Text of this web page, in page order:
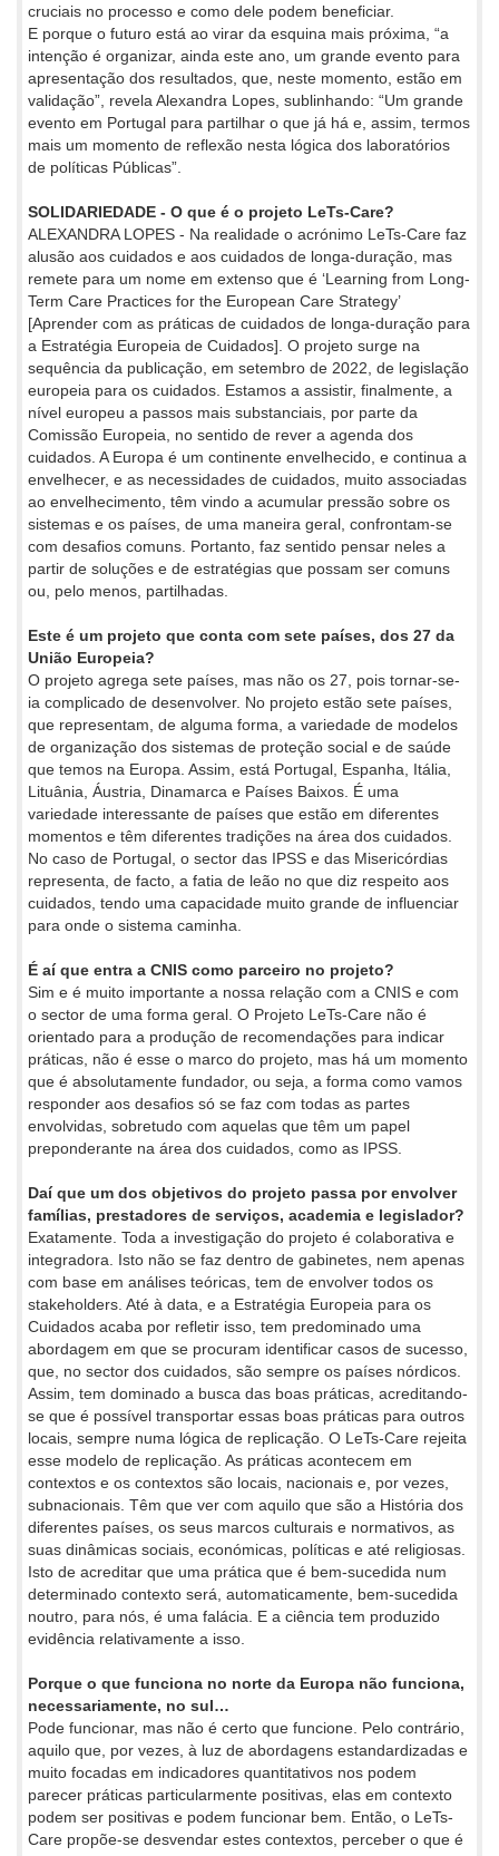
cruciais no processo e como dele podem beneficiar.
E porque o futuro está ao virar da esquina mais próxima, “a
intenção é organizar, ainda este ano, um grande evento para
apresentação dos resultados, que, neste momento, estão em
validação”, revela Alexandra Lopes, sublinhando: “Um grande
evento em Portugal para partilhar o que já há e, assim, termos
mais um momento de reflexão nesta lógica dos laboratórios
de políticas Públicas”.
SOLIDARIEDADE - O que é o projeto LeTs-Care?
ALEXANDRA LOPES - Na realidade o acrónimo LeTs-Care faz
alusão aos cuidados e aos cuidados de longa-duração, mas
remete para um nome em extenso que é ‘Learning from Long-
Term Care Practices for the European Care Strategy’
[Aprender com as práticas de cuidados de longa-duração para
a Estratégia Europeia de Cuidados]. O projeto surge na
sequência da publicação, em setembro de 2022, de legislação
europeia para os cuidados. Estamos a assistir, finalmente, a
nível europeu a passos mais substanciais, por parte da
Comissão Europeia, no sentido de rever a agenda dos
cuidados. A Europa é um continente envelhecido, e continua a
envelhecer, e as necessidades de cuidados, muito associadas
ao envelhecimento, têm vindo a acumular pressão sobre os
sistemas e os países, de uma maneira geral, confrontam-se
com desafios comuns. Portanto, faz sentido pensar neles a
partir de soluções e de estratégias que possam ser comuns
ou, pelo menos, partilhadas.
Este é um projeto que conta com sete países, dos 27 da
União Europeia?
O projeto agrega sete países, mas não os 27, pois tornar-se-
ia complicado de desenvolver. No projeto estão sete países,
que representam, de alguma forma, a variedade de modelos
de organização dos sistemas de proteção social e de saúde
que temos na Europa. Assim, está Portugal, Espanha, Itália,
Lituânia, Áustria, Dinamarca e Países Baixos. É uma
variedade interessante de países que estão em diferentes
momentos e têm diferentes tradições na área dos cuidados.
No caso de Portugal, o sector das IPSS e das Misericórdias
representa, de facto, a fatia de leão no que diz respeito aos
cuidados, tendo uma capacidade muito grande de influenciar
para onde o sistema caminha.
É aí que entra a CNIS como parceiro no projeto?
Sim e é muito importante a nossa relação com a CNIS e com
o sector de uma forma geral. O Projeto LeTs-Care não é
orientado para a produção de recomendações para indicar
práticas, não é esse o marco do projeto, mas há um momento
que é absolutamente fundador, ou seja, a forma como vamos
responder aos desafios só se faz com todas as partes
envolvidas, sobretudo com aquelas que têm um papel
preponderante na área dos cuidados, como as IPSS.
Daí que um dos objetivos do projeto passa por envolver
famílias, prestadores de serviços, academia e legislador?
Exatamente. Toda a investigação do projeto é colaborativa e
integradora. Isto não se faz dentro de gabinetes, nem apenas
com base em análises teóricas, tem de envolver todos os
stakeholders. Até à data, e a Estratégia Europeia para os
Cuidados acaba por refletir isso, tem predominado uma
abordagem em que se procuram identificar casos de sucesso,
que, no sector dos cuidados, são sempre os países nórdicos.
Assim, tem dominado a busca das boas práticas, acreditando-
se que é possível transportar essas boas práticas para outros
locais, sempre numa lógica de replicação. O LeTs-Care rejeita
esse modelo de replicação. As práticas acontecem em
contextos e os contextos são locais, nacionais e, por vezes,
subnacionais. Têm que ver com aquilo que são a História dos
diferentes países, os seus marcos culturais e normativos, as
suas dinâmicas sociais, económicas, políticas e até religiosas.
Isto de acreditar que uma prática que é bem-sucedida num
determinado contexto será, automaticamente, bem-sucedida
noutro, para nós, é uma falácia. E a ciência tem produzido
evidência relativamente a isso.
Porque o que funciona no norte da Europa não funciona,
necessariamente, no sul…
Pode funcionar, mas não é certo que funcione. Pelo contrário,
aquilo que, por vezes, à luz de abordagens estandardizadas e
muito focadas em indicadores quantitativos nos podem
parecer práticas particularmente positivas, elas em contexto
podem ser positivas e podem funcionar bem. Então, o LeTs-
Care propõe-se desvendar estes contextos, perceber o que é